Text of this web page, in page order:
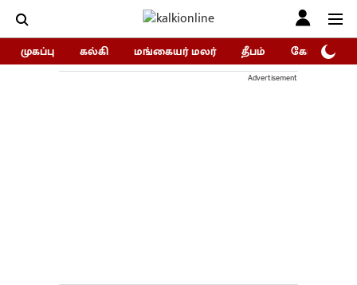
முகப்பு கல்கி மங்கையர் மலர் தீபம் கோகுலம்/
Advertisement